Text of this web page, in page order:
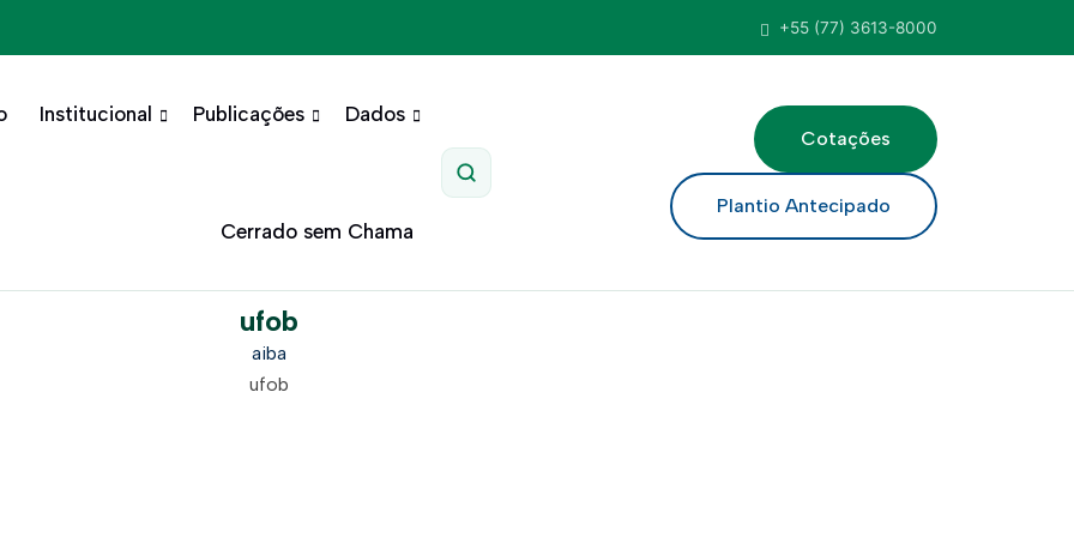
+55 (77) 3613-8000
Institucional Publicações Dados
Cerrado sem Chama
Pesquisar
Cotações
Plantio Antecipado
ufob
aiba
ufob